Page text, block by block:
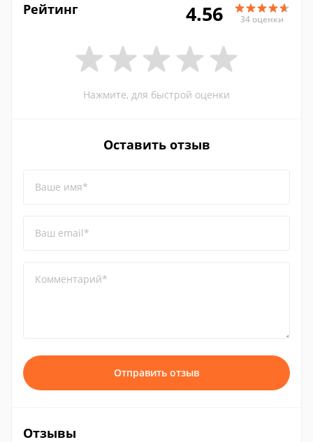
Рейтинг 4.56 34 оценки
Нажмите, для быстрой оценки
Оставить отзыв
Ваше имя*
Ваш email*
Комментарий*
Отправить отзыв
Отзывы